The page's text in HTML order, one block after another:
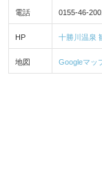
電話 0155-46-
HP 十勝川温泉
地図 Googleマッ